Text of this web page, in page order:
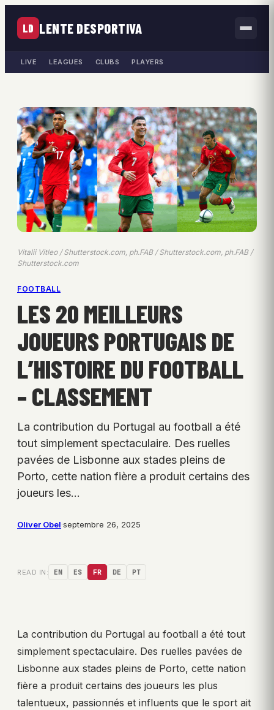
LD LENTE DESPORTIVA
LIVE LEAGUES CLUBS PLAYERS
Vitalii Vitleo / Shutterstock.com, ph.FAB / Shutterstock.com, ph.FAB /
Shutterstock.com
FOOTBALL
LES 20 MEILLEURS
JOUEURS PORTUGAIS DE
L’HISTOIRE DU FOOTBALL
– CLASSEMENT
La contribution du Portugal au football a été
tout simplement spectaculaire. Des ruelles
pavées de Lisbonne aux stades pleins de
Porto, cette nation fière a produit certains des
joueurs les…
Oliver Obel·septembre 26, 2025
READ IN: EN ES FR DE PT
La contribution du Portugal au football a été tout
simplement spectaculaire. Des ruelles pavées de
Lisbonne aux stades pleins de Porto, cette nation
fière a produit certains des joueurs les plus
talentueux, passionnés et influents que le sport ait